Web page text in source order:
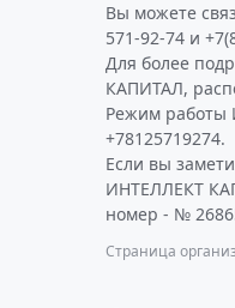
Вы можете
571-92-74 и
Для более
КАПИТАЛ,
Режим работы
+78125719274.
Если вы
ИНТЕЛЛЕКТ
номер - №
Страница